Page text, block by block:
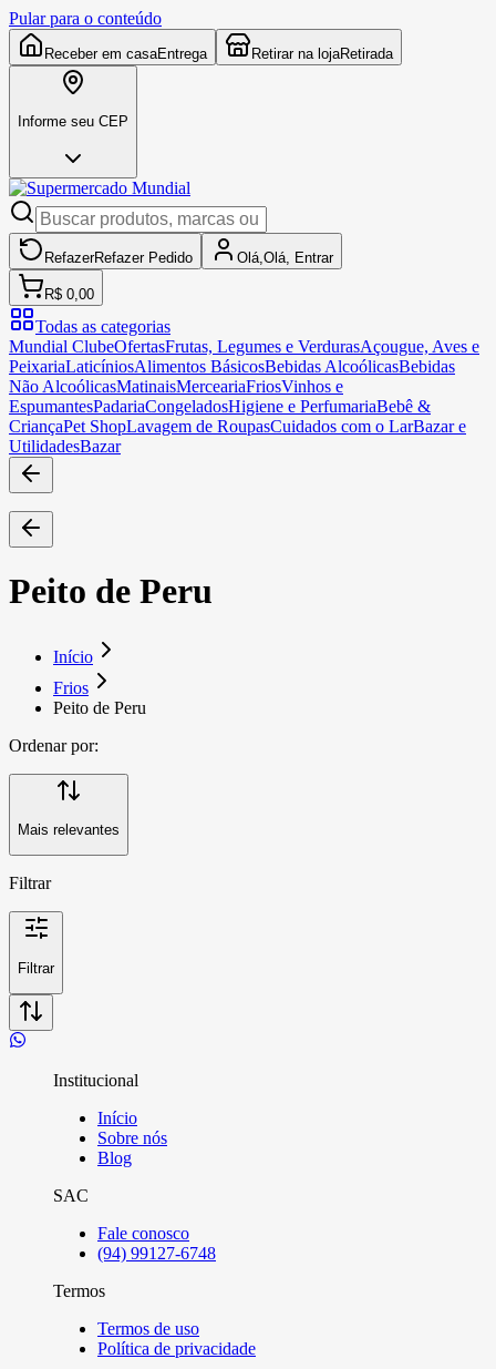
Pular para o conteúdo
Receber em casaEntrega Retirar na lojaRetirada
Informe seu CEP
RefazerRefazer Pedido Olá, Olá, Entrar
R$ 0,00
Todas as categorias
Mundial ClubeOfertasFrutas, Legumes e VerdurasAçougue, Aves e
PeixariaLaticíniosAlimentos BásicosBebidas AlcoólicasBebidas
Não AlcoólicasMatinaisMerceariaFriosVinhos e
EspumantesPadariaCongeladosHigiene e PerfumariaBebê &
CriançaPet ShopLavagem de RoupasCuidados com o LarBazar e
UtilidadesBazar
Peito de Peru
Início
Frios
Peito de Peru
Ordenar por:
Mais relevantes
Filtrar
Filtrar
Institucional
Início
Sobre nós
Blog
SAC
Fale conosco
(94) 99127-6748
Termos
Termos de uso
Política de privacidade